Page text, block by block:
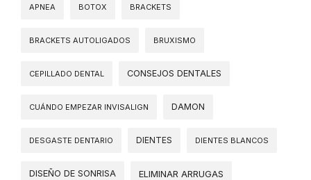
APNEA BOTOX BRACKETS
BRACKETS AUTOLIGADOS BRUXISMO
CEPILLADO DENTAL CONSEJOS DENTALES
CUÁNDO EMPEZAR INVISALIGN DAMON
DESGASTE DENTARIO DIENTES DIENTES BLANCOS
DISEÑO DE SONRISA ELIMINAR ARRUGAS